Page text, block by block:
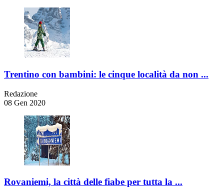
Trentino con bambini: le cinque località da non ...
Redazione
08 Gen 2020
Rovaniemi, la città delle fiabe per tutta la ...